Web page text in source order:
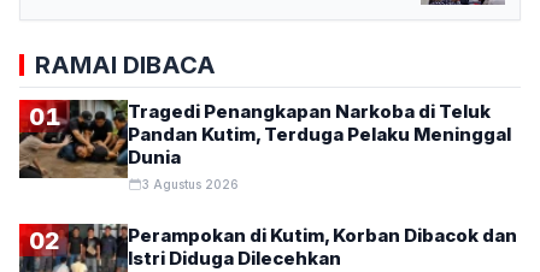
RAMAI DIBACA
01
Tragedi Penangkapan Narkoba di Teluk
Pandan Kutim, Terduga Pelaku Meninggal
Dunia
3 Agustus 2026
02
Perampokan di Kutim, Korban Dibacok dan
Istri Diduga Dilecehkan